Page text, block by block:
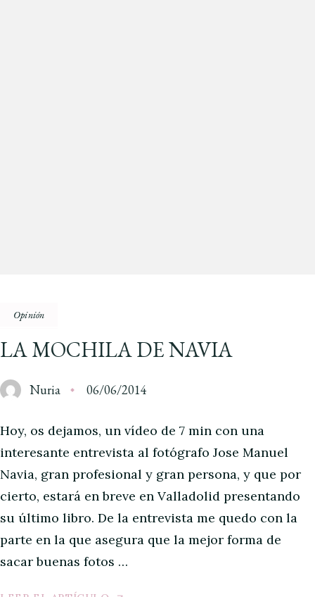
Opinión
LA MOCHILA DE NAVIA
Nuria 06/06/2014
Hoy, os dejamos, un vídeo de 7 min con una
interesante entrevista al fotógrafo Jose Manuel
Navia, gran profesional y gran persona, y que por
cierto, estará en breve en Valladolid presentando
su último libro. De la entrevista me quedo con la
parte en la que asegura que la mejor forma de
sacar buenas fotos …